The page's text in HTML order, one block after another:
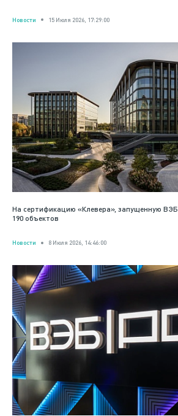
Новости 15 Июля 2026, 17:29:00
На сертификацию «Клевера», запущенную
190 объектов
Новости 8 Июля 2026, 14:46:00